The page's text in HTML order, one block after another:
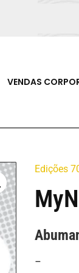
VENDAS
Edições
–